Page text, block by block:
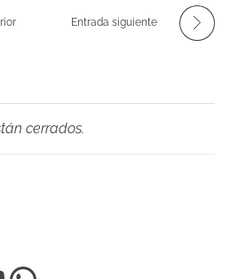
Entrada siguiente
cerrados.